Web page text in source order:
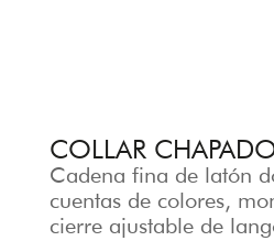
COLLAR
Cadena fina de latón
cuentas de colores,
cierre ajustable de